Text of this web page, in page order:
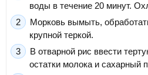
воды в течение 20 минут.
Морковь вымыть,
крупной теркой.
В отварной рис ввести
остатки молока и сахарный